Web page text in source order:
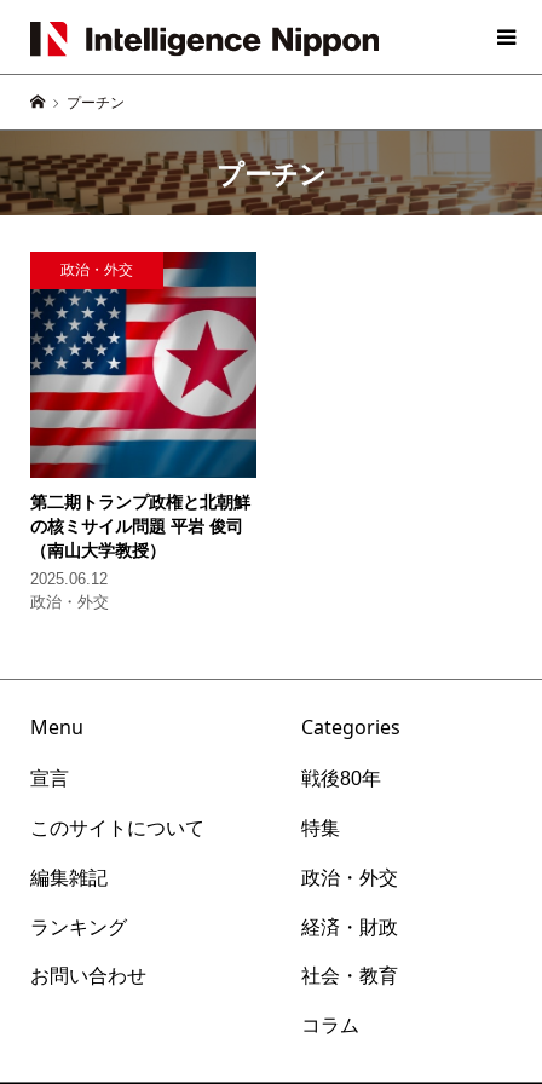
プーチン
プーチン
政治・外交
第二期トランプ政権と北朝鮮
の核ミサイル問題 平岩 俊司
（南山大学教授）
2025.06.12
政治・外交
Menu
宣言
このサイトについて
編集雑記
ランキング
お問い合わせ
Categories
戦後80年
特集
政治・外交
経済・財政
社会・教育
コラム